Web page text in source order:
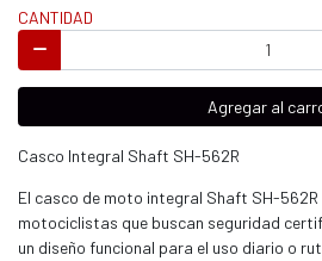
CANTIDAD
Agregar al
Casco Integral Shaft SH-562R
El casco de moto integral Shaft SH-
motociclistas que buscan seguridad
un diseño funcional para el uso diario o